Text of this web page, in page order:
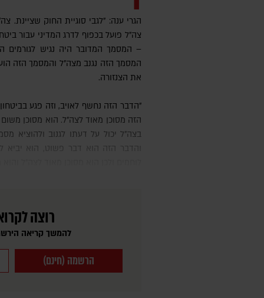
הגרי ענה: "לגבי סוגיית החוק שציינת.
צה"ל פועל בכפוף לדרג המדיני עבור
– המסמך המדובר היה נגיש
המסמך הזה נגנב מצה"ל והמסמך הזה
את הצנזורה.
"הדבר הזה נחשף לאויב, וזה פגע בביטחון מדינת ישראל. לגבי החוק – החוק
הזה מסוכן מאוד לצה"ל. הוא מסוכן
בצה"ל יכול על דעתו לגנוב ולהוציא
והדבר הזה הוא דבר פשוט, הוא יביא
רוצה
להמשך קריאה
הרשמה (חינם)